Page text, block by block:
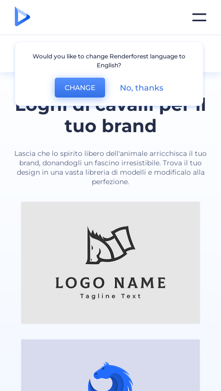
Loghi di cavalli per il
tuo brand
Lascia che lo spirito libero dell'animale arricchisca il tuo
brand, donandogli un fascino irresistibile. Trova il tuo
design in una vasta libreria di modelli e modificalo alla
perfezione.
Cavallo
Would you like to change Renderforest language to
English?
CHANGE No, thanks